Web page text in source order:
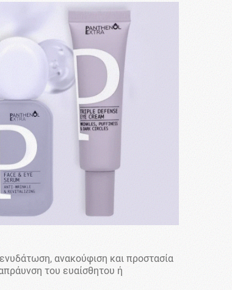
ανακούφιση και προστασία
του ευαίσθητου ή